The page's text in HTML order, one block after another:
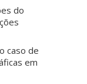
do
caso de
em